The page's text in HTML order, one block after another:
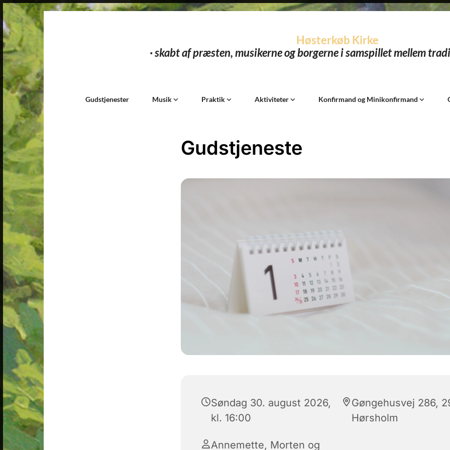
Høsterkøb Kirke
· skabt af præsten, musikerne og borgerne i samspillet mellem
Gudstjenester Musik Praktik Aktiviteter Konfirmand og Minikonfirmand
Gudstjeneste
Søndag 30. august 2026,
kl. 16:00
Gøngehusvej 286,
Hørsholm
Annemette, Morten og